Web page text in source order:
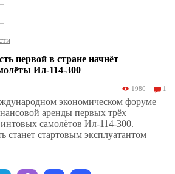
первой в стране начнёт
Ил-114-300
1980 1
экономическом форуме
аренды первых трёх
самолётов Ил-114-300.
станет стартовым эксплуатантом